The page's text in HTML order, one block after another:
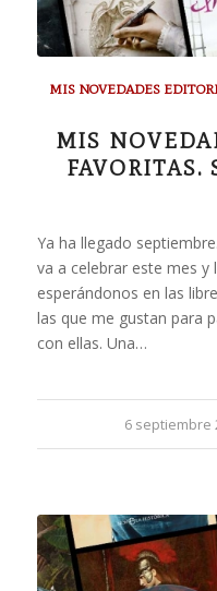
MIS NOVEDADES
MIS
FAVORITAS.
Ya ha llegado
va a celebrar este mes y
esperándonos en las
las que me gustan para
con ellas. Una…
6 septiembre
/